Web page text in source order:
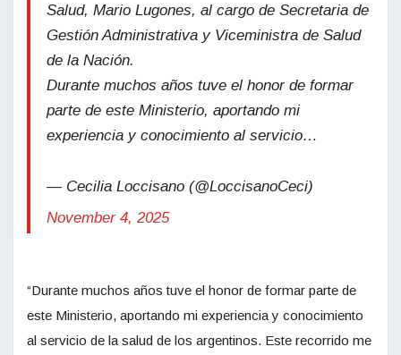
Salud, Mario Lugones, al cargo de Secretaria de
Gestión Administrativa y Viceministra de Salud
de la Nación.
Durante muchos años tuve el honor de formar
parte de este Ministerio, aportando mi
experiencia y conocimiento al servicio…
— Cecilia Loccisano (@LoccisanoCeci)
November 4, 2025
“Durante muchos años tuve el honor de formar parte de
este Ministerio, aportando mi experiencia y conocimiento
al servicio de la salud de los argentinos. Este recorrido me